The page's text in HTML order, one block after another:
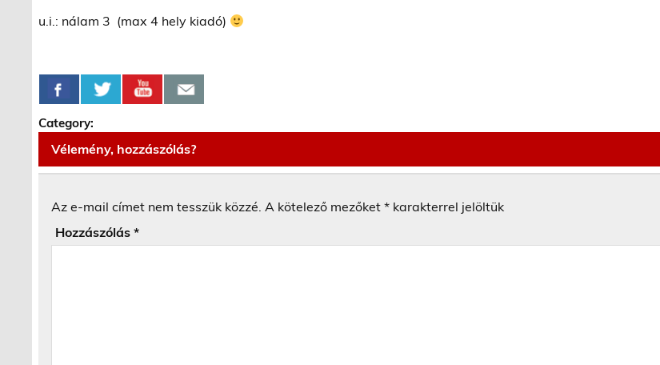
u.i.: nálam 3 (max 4 hely kiadó)
Category:
Vélemény, hozzászólás?
Az e-mail címet nem tesszük közzé. A kötelező mezőket* karakterrel jelöltük
Hozzászólás*